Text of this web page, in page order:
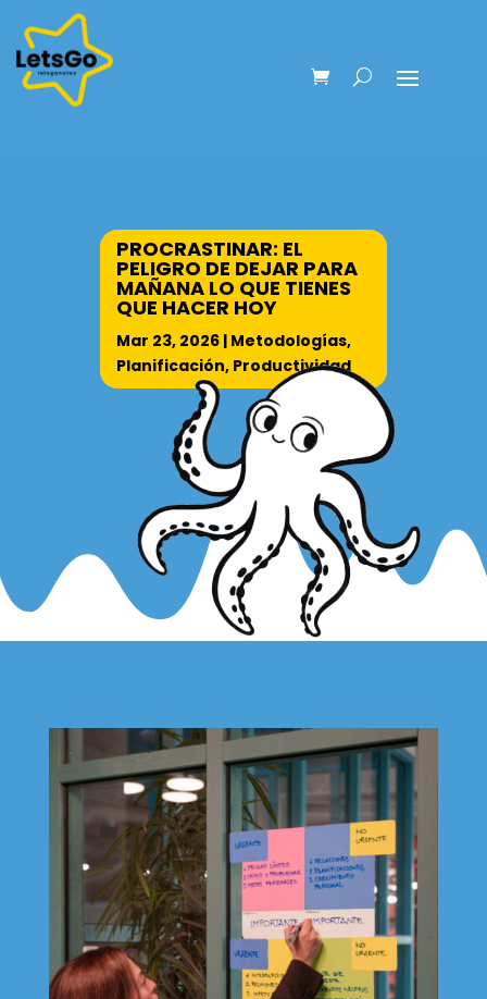
PROCRASTINAR: EL
PELIGRO DE DEJAR PARA
MAÑANA LO QUE TIENES
QUE HACER HOY
Mar 23, 2026| Metodologías,
Planificación, Productividad